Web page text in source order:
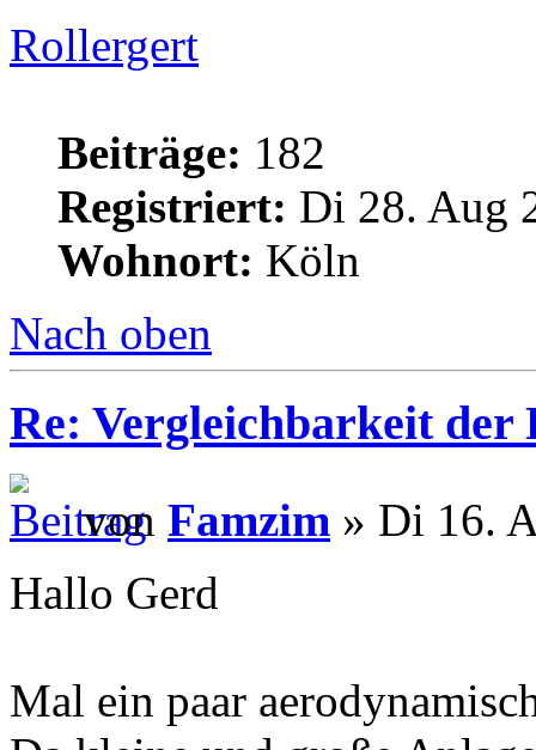
Rollergert
Beiträge: 182
Registriert: Di 28. Aug
Wohnort: Köln
Nach oben
Re: Vergleichbarkeit der
von Famzim » Di 16.
Hallo Gerd
Mal ein paar